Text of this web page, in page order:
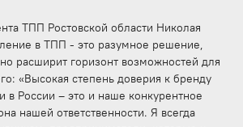
ТПП Ростовской области Николая
в ТПП - это разумное решение,
расширит горизонт возможностей для
«Высокая степень доверия к бренду
России – это и наше конкурентное
нашей ответственности. Я всегда